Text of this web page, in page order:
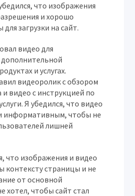
что изображения
и хорошо
загрузки на сайт.
видео для
и услугах.
видеоролик с обзором
и видео с инструкцией по
Я убедился, что видео
информативным, чтобы не
лишней
что изображения и видео
контексту страницы и не
от основной
хотел, чтобы сайт стал